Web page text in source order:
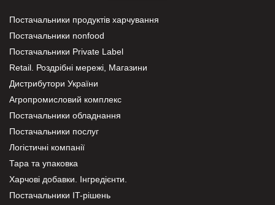
Постачальники продуктів харчування
Постачальники nonfood
Постачальники Private Label
Retail. Роздрібні мережі, Магазини
Дистрибутори України
Агропромисловий комплекс
Постачальники обладнання
Постачальники послуг
Логістичні компанії
Тара та упаковка
Харчові добавки. Інгредієнти.
Постачальники IT-рішень